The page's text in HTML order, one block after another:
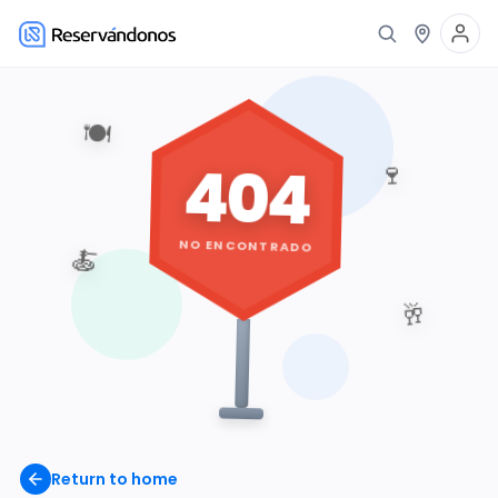
Return to home
🍽️
🍷
🥂
🍝
404
NO ENCONTRADO